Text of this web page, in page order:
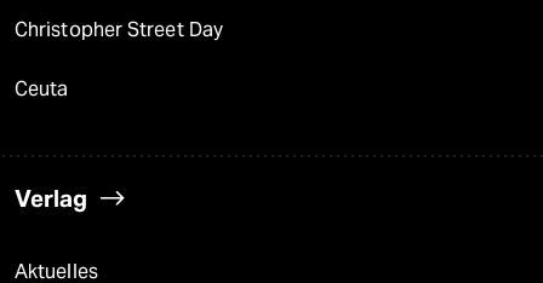
Christopher Street Day
Ceuta
Verlag
Aktuelles